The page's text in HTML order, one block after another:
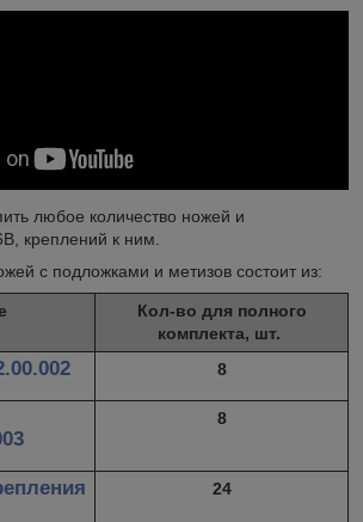
любое количество ножей и
креплений к ним.
с подложками и метизов состоит из:
Кол-во для полного
комплекта, шт.
8
8
24